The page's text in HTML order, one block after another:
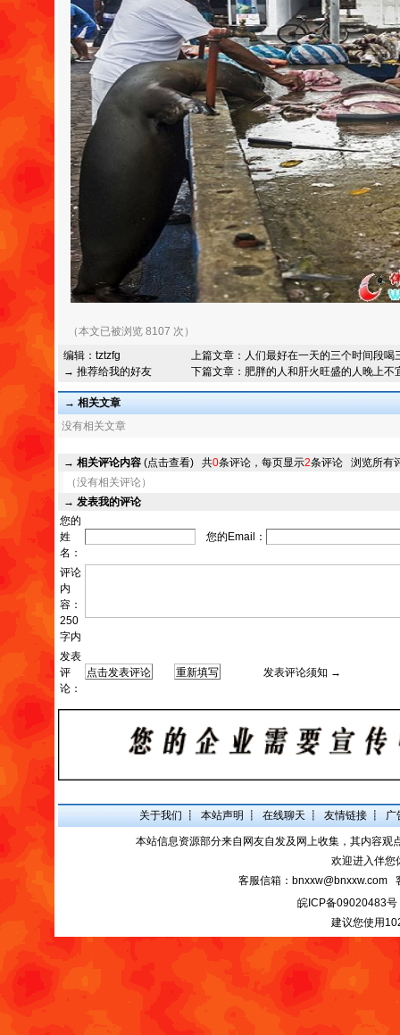
（本文已被浏览 8107 次）
编辑： tztzfg
→ 推荐给我的好友
上篇文章： 人们最好在一天的三个时间段喝
下篇文章： 肥胖的人和肝火旺盛的人晚上不
→ 相关文章
没有相关文章
→ 相关评论内容 (点击查看) 共0条评论，每页显示2条评论 浏览所有
（没有相关评论）
→ 发表我的评论
您的
姓
名：
您的Email：
评论
内
容：
250
字内
发表
评
论：
发表评论须知 →
关于我们 ┋ 本站声明 ┋ 在线聊天 ┋ 友情链接 ┋ 广
本站信息资源部分来自网友自发及网上收集，其内容
欢迎进入伴您
客服信箱：bnxxw@bnxxw.com
皖ICP备09020483号
建议您使用